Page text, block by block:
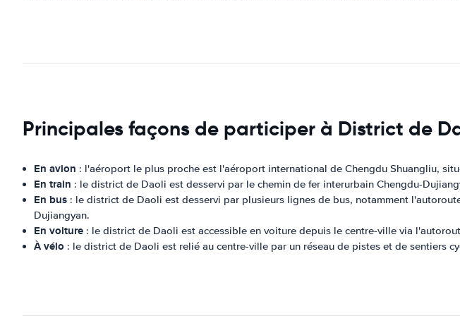
Principales façons de participer à District de
En avion : l'aéroport le plus proche est l'aéroport international de Chengdu Shuangliu,
En train : le district de Daoli est desservi par le chemin de fer interurbain Chengdu-
En bus : le district de Daoli est desservi par plusieurs lignes de bus, notamment
Dujiangyan.
En voiture : le district de Daoli est accessible en voiture depuis le centre-ville via
À vélo : le district de Daoli est relié au centre-ville par un réseau de pistes et de sentiers